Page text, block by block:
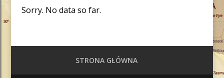
Sorry. No data so far.
STRONA GŁÓWNA